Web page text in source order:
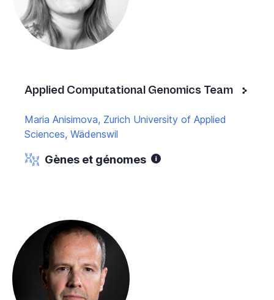
Applied Computational Genomics Team
Maria Anisimova, Zurich University of Applied
Sciences, Wädenswil
Gènes et génomes